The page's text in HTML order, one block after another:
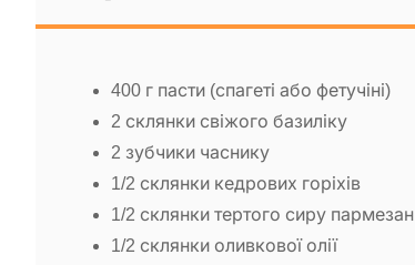
400 г пасти (спагеті або фетучіні)
2 склянки свіжого базиліку
2 зубчики часнику
1/2 склянки кедрових горіхів
1/2 склянки тертого сиру пармезан
1/2 склянки оливкової олії